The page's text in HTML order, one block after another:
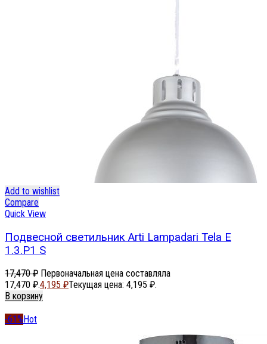
Add to wishlist
Compare
Quick View
Подвесной светильник Arti Lampadari Tela E
1.3.P1 S
17,470₽ Первоначальная цена составляла
17,470 ₽.4,195 ₽Текущая цена: 4,195 ₽.
В корзину
-61% Hot